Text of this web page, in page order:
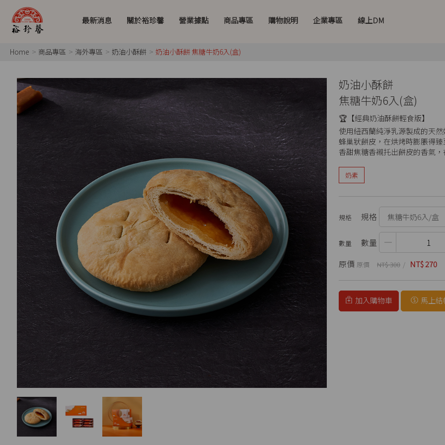
最新消息 關於裕珍馨 營業據點 商品專區 購物說明 企業專區 線上DM
Home 商品專區 海外專區 奶油小酥餅 奶油小酥餅 焦糖牛奶6入(盒)
奶油小酥餅
焦糖牛奶6入(盒)
🏆【經典奶油酥餅輕食版】
使用紐西蘭純淨乳源製成的天
蜂巢狀餅皮，在烘烤時膨脹得
香甜焦糖香襯托出餅皮的香氣
奶素
規格
數量
原價
NT$ 300 NT$ 270
加入購物車 馬上